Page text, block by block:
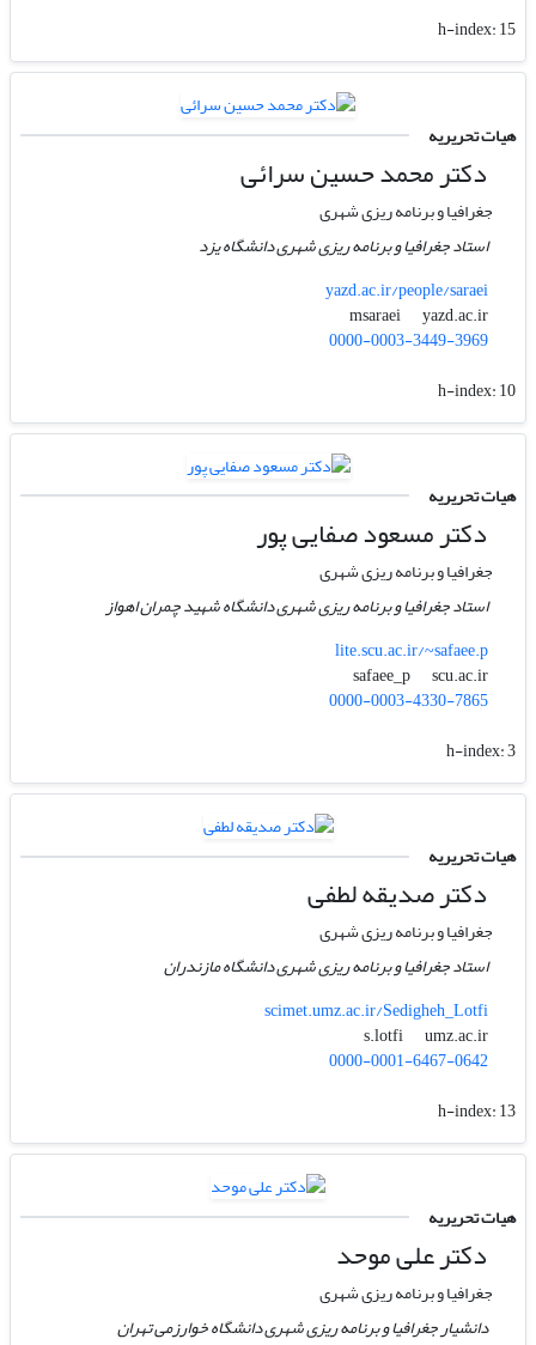
h-index:15
هیات تحریریه
دکتر محمد حسین سرائی
جغرافیا و برنامه ریزی شهری
استاد جغرافیا و برنامه ریزی شهری دانشگاه یزد
yazd.ac.ir/people/saraei
msaraei
yazd.ac.ir
0000-0003-3449-3969
h-index:10
هیات تحریریه
دکتر مسعود صفایی پور
جغرافیا و برنامه ریزی شهری
استاد جغرافیا و برنامه ریزی شهری دانشگاه شهید چمران اهواز
lite.scu.ac.ir/~safaee.p
safaee_p
scu.ac.ir
0000-0003-4330-7865
h-index:3
هیات تحریریه
دکتر صدیقه لطفی
جغرافیا و برنامه ریزی شهری
استاد جغرافیا و برنامه ریزی شهری دانشگاه مازندران
scimet.umz.ac.ir/Sedigheh_Lotfi
s.lotfi
umz.ac.ir
0000-0001-6467-0642
h-index:13
هیات تحریریه
دکتر علی موحد
جغرافیا و برنامه ریزی شهری
دانشیار جغرافیا و برنامه ریزی شهری دانشگاه خوارزمی تهران